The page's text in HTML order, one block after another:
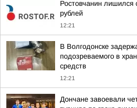
Ростовчанин
рублей
12:21
В Волгодонске
подозреваемого в
средств
12:21
Дончане завоевали